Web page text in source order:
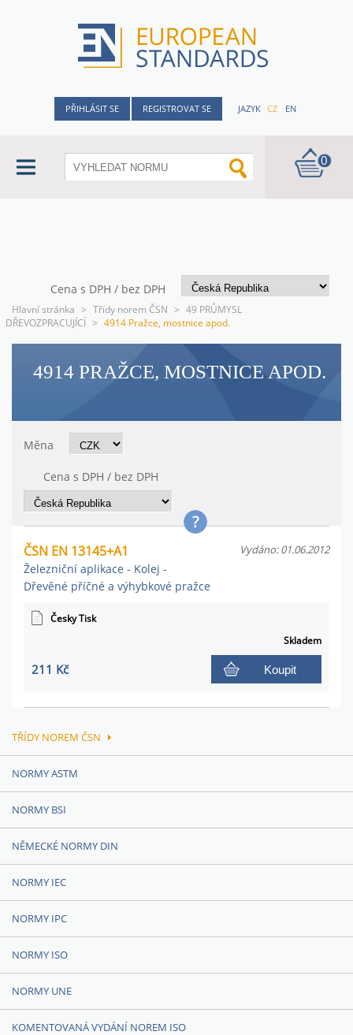
PŘIHLÁSIT SE REGISTROVAT SE JAZYK CZ EN
0
Cena s DPH / bez DPH
Hlavní stránka > Třídy norem ČSN > 49 PRŮMYSL
DŘEVOZPRACUJÍCÍ > 4914 Pražce, mostnice apod.
4914 PRAŽCE, MOSTNICE APOD.
Měna
Cena s DPH / bez DPH
ČSN EN 13145+A1
Železniční aplikace - Kolej -
Dřevěné příčné a výhybkové pražce
Vydáno: 01.06.2012
Česky Tisk
Skladem
211 Kč Koupit
TŘÍDY NOREM ČSN
NORMY ASTM
NORMY BSI
NĚMECKÉ NORMY DIN
NORMY IEC
NORMY IPC
NORMY ISO
NORMY UNE
KOMENTOVANÁ VYDÁNÍ NOREM ISO